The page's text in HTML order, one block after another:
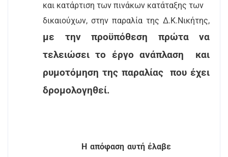
και κατάρτιση των πινάκων κατάταξης των
δικαιούχων, στην παραλία της Δ.Κ.Νικήτης,
με την προϋπόθεση πρώτα να
τελειώσει το έργο ανάπλαση
και
ρυμοτόμηση της παραλίας
που έχει
δρομολογηθεί.
Η απόφαση αυτή έλαβε